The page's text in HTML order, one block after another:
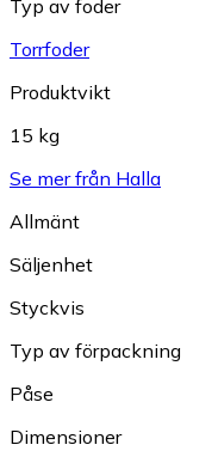
Typ av foder
Torrfoder
Produktvikt
15 kg
Se mer från Halla
Allmänt
Säljenhet
Styckvis
Typ av förpackning
Påse
Dimensioner